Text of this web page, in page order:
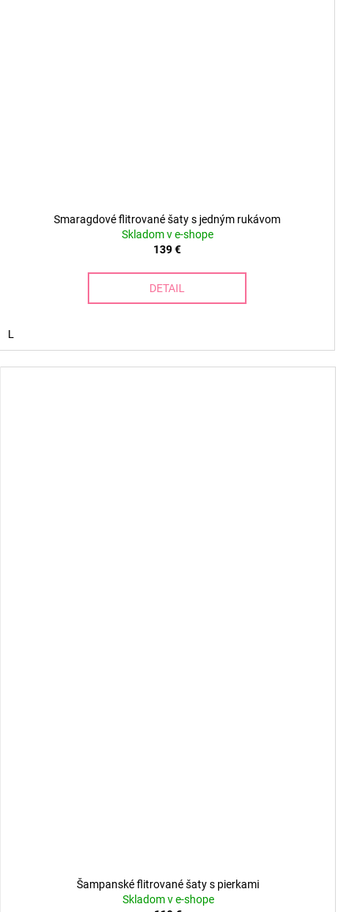
Smaragdové flitrované šaty s jedným rukávom
Skladom v e-shope
139 €
DETAIL
L
Šampanské flitrované šaty s pierkami
Skladom v e-shope